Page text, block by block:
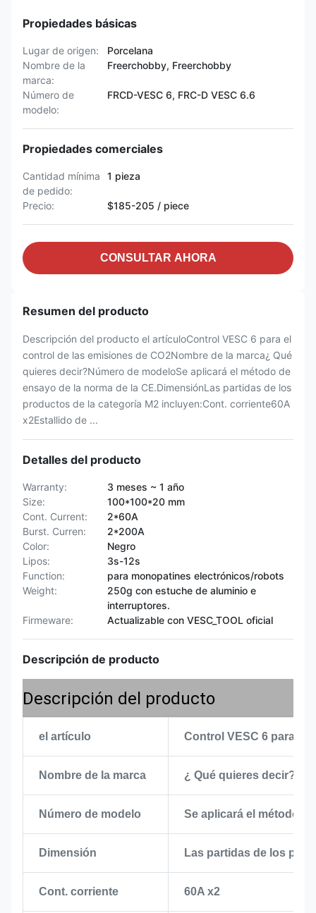
Propiedades básicas
Lugar de origen:
Porcelana
Nombre de la
marca:
Freerchobby, Freerchobby
Número de
modelo:
FRCD-VESC 6, FRC-D VESC 6.6
Propiedades comerciales
Cantidad mínima
de pedido:
1 pieza
Precio: $185-205 / piece
CONSULTAR AHORA
Resumen del producto
Descripción del producto el artículoControl VESC 6 para el
control de las emisiones de CO2Nombre de la marca¿ Qué
quieres decir?Número de modeloSe aplicará el método de
ensayo de la norma de la CE.DimensiónLas partidas de los
productos de la categoría M2 incluyen:Cont. corriente60A
x2Estallido de ...
Detalles del producto
Warranty:
3 meses ~ 1 año
Size:
100*100*20 mm
Cont. Current:
2*60A
Burst. Curren:
2*200A
Color:
Negro
Lipos:
3s-12s
Function:
para monopatines electrónicos/robots
Weight:
250g con estuche de aluminio e
interruptores.
Firmeware:
Actualizable con VESC_TOOL oficial
Descripción de producto
Descripción del producto
el artículo Control VESC 6 para el
Nombre de la marca ¿ Qué quieres decir?
Número de modelo Se aplicará el método
Dimensión Las partidas de los
Cont. corriente 60A x2